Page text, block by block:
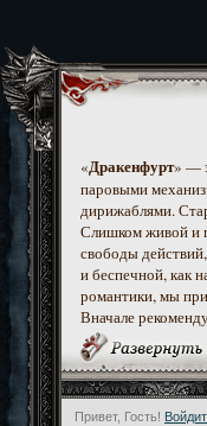
«Дракенфурт» —
паровыми
дирижаблями.
Слишком живой и
свободы
и беспечной, как
романтики, мы
Вначале
Привет, Гость!